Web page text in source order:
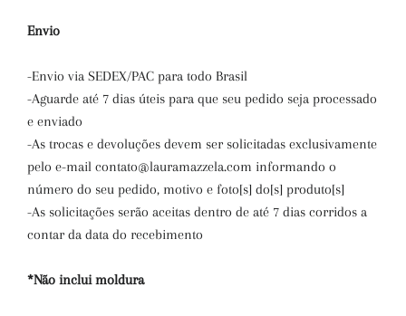
Envio
-Envio via SEDEX/PAC para todo Brasil
-Aguarde até 7 dias úteis para que seu pedido seja processado
e enviado
-As trocas e devoluções devem ser solicitadas exclusivamente
pelo e-mail contato@lauramazzela.com informando o
número do seu pedido, motivo e foto[s] do[s] produto[s]
-As solicitações serão aceitas dentro de até 7 dias corridos a
contar da data do recebimento
*Não inclui moldura